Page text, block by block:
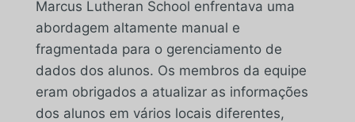
Marcus Lutheran School enfrentava uma
abordagem altamente manual e
fragmentada para o gerenciamento de
dados dos alunos. Os membros da equipe
eram obrigados a atualizar as informações
dos alunos em vários locais diferentes,